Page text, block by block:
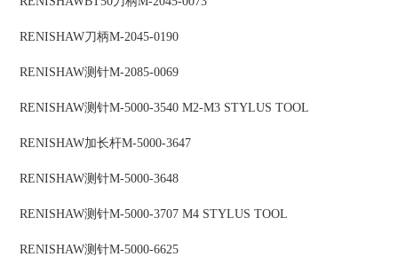
RENISHAW刀柄M-2045-0190
RENISHAW测针M-2085-0069
RENISHAW测针M-5000-3540 M2-M3 STYLUS TOOL
RENISHAW加长杆M-5000-3647
RENISHAW测针M-5000-3648
RENISHAW测针M-5000-3707 M4 STYLUS TOOL
RENISHAW测针M-5000-6625